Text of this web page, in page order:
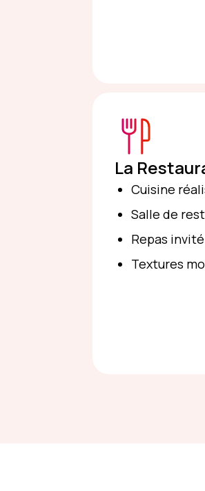
La
Cuisine
Salle de
Repas invité
Textures